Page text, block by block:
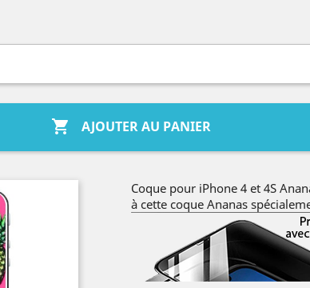
 AJOUTER AU PANIER
Coque pour iPhone 4 et 4S
à cette coque Ananas